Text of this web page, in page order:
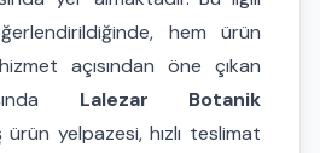
hem ürün
açısından öne çıkan
Lalezar Botanik
yelpazesi, hızlı teslimat